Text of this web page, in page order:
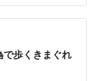
月以降の新設す
車状況や料金を
としてなくし、
歩くきまぐれ